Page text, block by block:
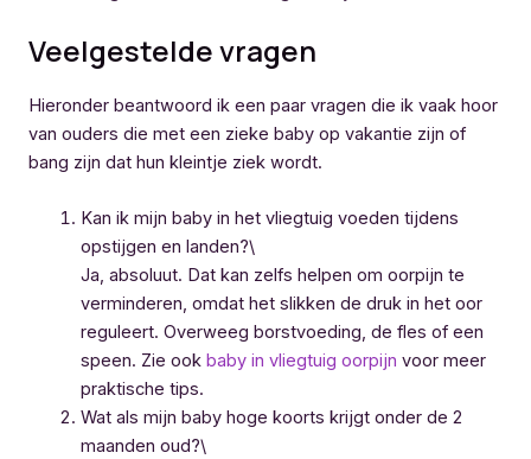
Veelgestelde vragen
Hieronder beantwoord ik een paar vragen die ik vaak hoor
van ouders die met een zieke baby op vakantie zijn of
bang zijn dat hun kleintje ziek wordt.
Kan ik mijn baby in het vliegtuig voeden tijdens
opstijgen en landen?\
Ja, absoluut. Dat kan zelfs helpen om oorpijn te
verminderen, omdat het slikken de druk in het oor
reguleert. Overweeg borstvoeding, de fles of een
speen. Zie ook baby in vliegtuig oorpijn voor meer
praktische tips.
Wat als mijn baby hoge koorts krijgt onder de 2
maanden oud?\